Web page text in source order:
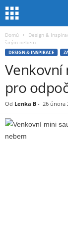
Domů Design &
širým nebem
DESIGN & INSPIRACE
Venkovní
pro
Od Lenka B - 26 února